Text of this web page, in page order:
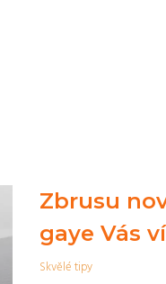
Zbrusu
gaye Vás
Skvělé tipy